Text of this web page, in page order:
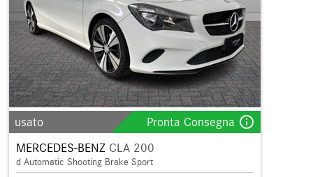
usato Pronta Consegna info_outline
MERCEDES-BENZ CLA 200
d Automatic Shooting Brake Sport